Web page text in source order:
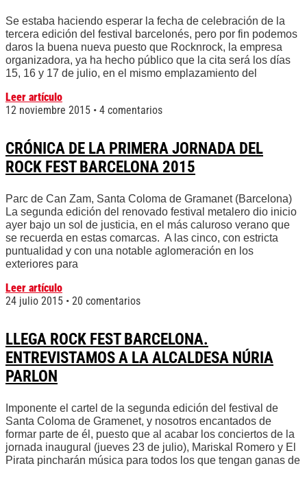
Se estaba haciendo esperar la fecha de celebración de la
tercera edición del festival barcelonés, pero por fin podemos
daros la buena nueva puesto que Rocknrock, la empresa
organizadora, ya ha hecho público que la cita será los días
15, 16 y 17 de julio, en el mismo emplazamiento del
Leer artículo
12 noviembre 2015
4 comentarios
CRÓNICA DE LA PRIMERA JORNADA DEL
ROCK FEST BARCELONA 2015
Parc de Can Zam, Santa Coloma de Gramanet (Barcelona)
La segunda edición del renovado festival metalero dio inicio
ayer bajo un sol de justicia, en el más caluroso verano que
se recuerda en estas comarcas. A las cinco, con estricta
puntualidad y con una notable aglomeración en los
exteriores para
Leer artículo
24 julio 2015
20 comentarios
LLEGA ROCK FEST BARCELONA.
ENTREVISTAMOS A LA ALCALDESA NÚRIA
PARLON
Imponente el cartel de la segunda edición del festival de
Santa Coloma de Gramenet, y nosotros encantados de
formar parte de él, puesto que al acabar los conciertos de la
jornada inaugural (jueves 23 de julio), Mariskal Romero y El
Pirata pincharán música para todos los que tengan ganas de